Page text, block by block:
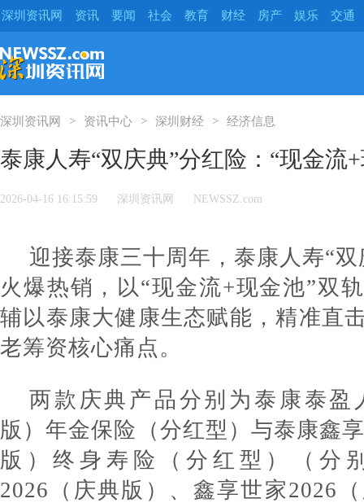
深圳资讯网 资讯 要闻 社会 教育 财经 房产 娱乐 交通
深圳资讯网 资讯中心 深圳财经 经济信息
泰康人寿“双庆典”分红险：“现金流
2026-04-16 16:15:59 深圳资讯网 NEWSSZ.com
迎接泰康三十周年，泰康人寿“
火爆热销，以“现金流+现金池”双
辅以泰康大健康生态赋能，精准直
老筹资核心痛点。
两款庆典产品分别为泰康泰盈
版）年金保险（分红型）与泰康鑫
版）终身寿险（分红型）（分
2026（庆典版）、鑫享世家2026